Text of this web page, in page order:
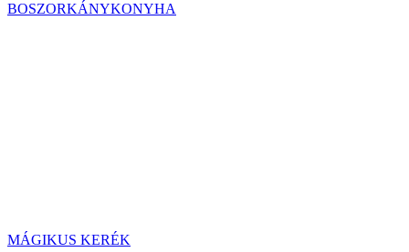
BOSZORKÁNYKONYHA
MÁGIKUS KERÉK